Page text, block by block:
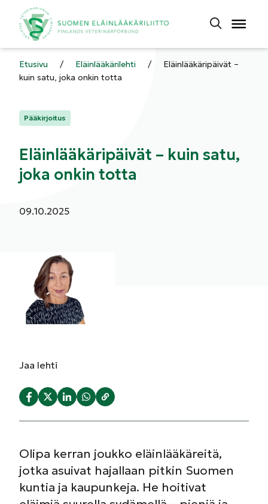
Etusivu / Eläinlääkärilehti /
Eläinlääkäripäivät –
kuin satu, joka onkin totta
Kategoriat:
Pääkirjoitus
Eläinlääkäripäivät – kuin satu,
joka onkin totta
Julkaistu:
09.10.2025
Jaa lehti
Olipa kerran joukko eläinlääkäreitä,
jotka asuivat hajallaan pitkin Suomen
kuntia ja kaupunkeja. He hoitivat